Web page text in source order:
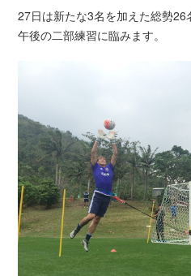
27日は新たな3名を加えた総勢
午後の二部練習に臨みます。